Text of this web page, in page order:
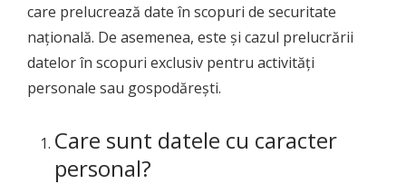
care prelucrează date în scopuri de securitate
națională. De asemenea, este și cazul prelucrării
datelor în scopuri exclusiv pentru activități
personale sau gospodărești.
Care sunt datele cu caracter
personal?